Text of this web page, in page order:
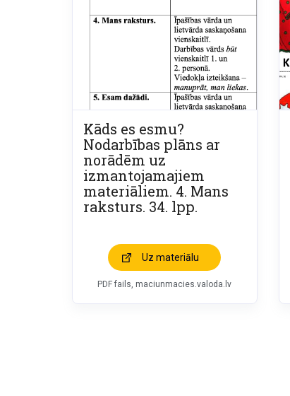
Kāds es esmu?
Nodarbības plāns ar
norādēm uz
izmantojamajiem
materiāliem. 4. Mans
raksturs. 34. lpp.
Uz materiālu
PDF fails, maciunmacies.valoda.lv